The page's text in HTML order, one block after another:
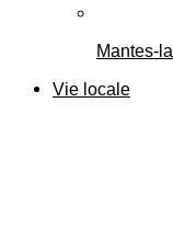
Mantes-
Vie locale